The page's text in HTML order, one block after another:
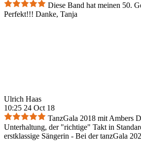
Diese Band hat meinen 50.
Perfekt!!! Danke, Tanja
Ulrich Haas
10:25 24 Oct 18
TanzGala 2018 mit Ambers
Unterhaltung, der "richtige" Takt in
erstklassige Sängerin - Bei der tanzGala